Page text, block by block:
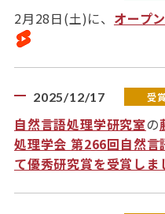
2月28日(土)に、 オープ
2025/12/17 受
自然言語処理学研究室の
処理学会 第266回自然
て優秀研究賞を受賞しま